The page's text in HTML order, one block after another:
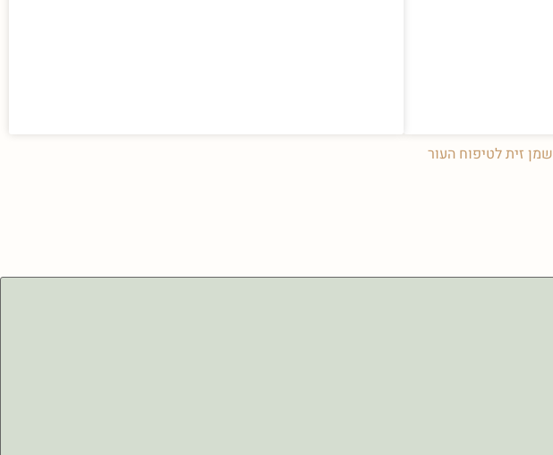
שמן זית לטיפוח העור